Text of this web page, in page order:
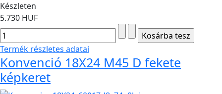
Készleten
5.730 HUF
Termék részletes adatai
Konvenció 18X24 M45 D fekete
képkeret